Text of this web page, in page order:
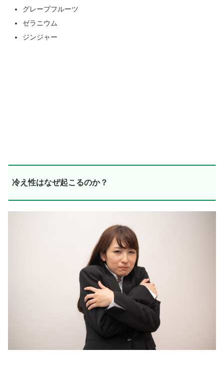
グレープフルーツ
ゼラニウム
ジンジャー
冷え性はなぜ起こるのか？